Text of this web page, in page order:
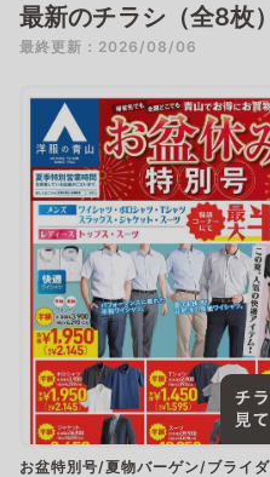
最新のチラシ（全8枚）
最終更新：2026/08/06
お盆特別号/夏物バーゲン/ブライ